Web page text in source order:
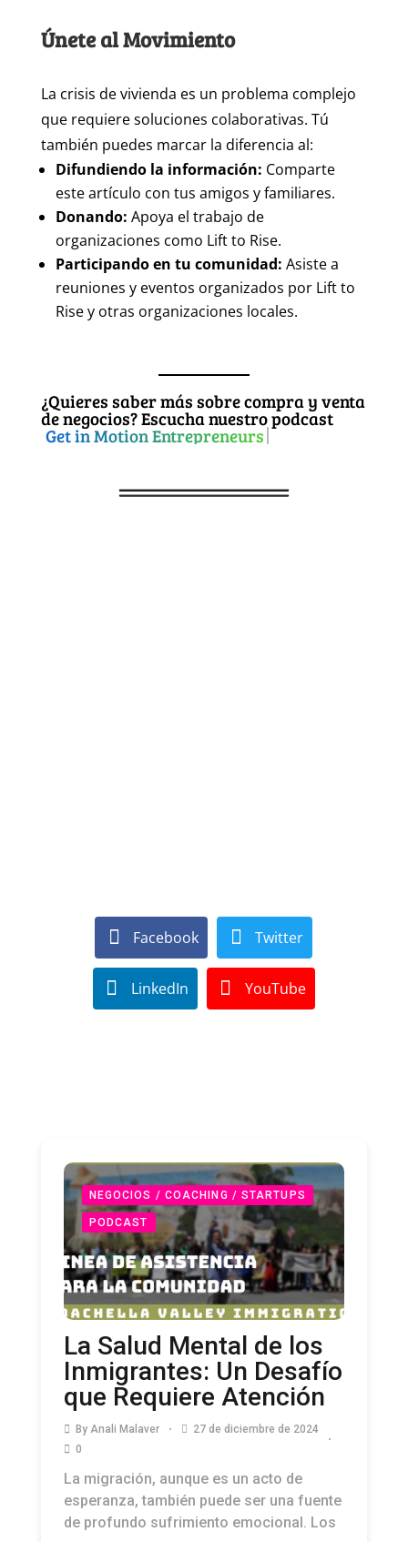
Únete al Movimiento
La crisis de vivienda es un problema complejo
que requiere soluciones colaborativas. Tú
también puedes marcar la diferencia al:
Difundiendo la información: Comparte
este artículo con tus amigos y familiares.
Donando: Apoya el trabajo de
organizaciones como Lift to Rise.
Participando en tu comunidad: Asiste a
reuniones y eventos organizados por Lift to
Rise y otras organizaciones locales.
¿Quieres saber más sobre compra y venta
de negocios? Escucha nuestro podcast
Get in Motion Entrepreneurs
Facebook Twitter
LinkedIn YouTube
NEGOCIOS / COACHING / STARTUPS
PODCAST
La Salud Mental de los
Inmigrantes: Un Desafío
que Requiere Atención
By Anali Malaver
27 de diciembre de 2024
0
La migración, aunque es un acto de
esperanza, también puede ser una fuente
de profundo sufrimiento emocional. Los